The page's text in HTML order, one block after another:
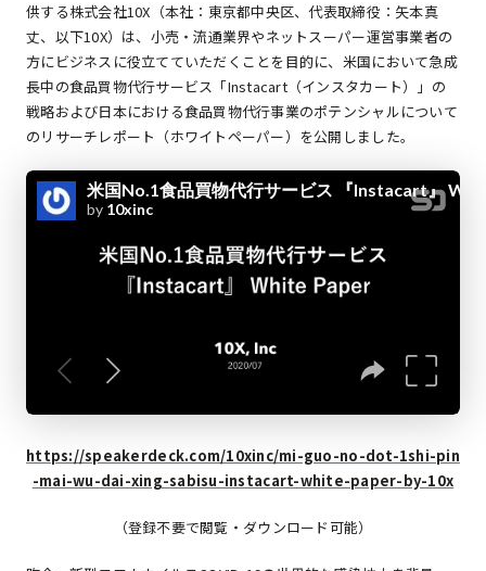
供する株式会社10X（本社：東京都中央区、代表取締役：矢本真
丈、以下10X）は、小売・流通業界やネットスーパー運営事業者の
方にビジネスに役立てていただくことを目的に、米国において急成
長中の食品買物代行サービス「Instacart（インスタカート）」の
戦略および日本における食品買物代行事業のポテンシャルについて
のリサーチレポート（ホワイトペーパー）を公開しました。
https://speakerdeck.com/10xinc/mi-guo-no-dot-1shi-pin
-mai-wu-dai-xing-sabisu-instacart-white-paper-by-10x
（登録不要で閲覧・ダウンロード可能）